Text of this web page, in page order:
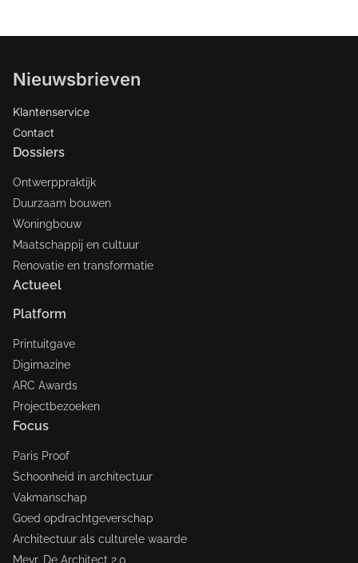
Nieuwsbrieven
Klantenservice
Contact
Dossiers
Ontwerppraktijk
Duurzaam bouwen
Woningbouw
Maatschappij en cultuur
Renovatie en transformatie
Actueel
Platform
Printuitgave
Digimazine
ARC Awards
Projectbezoeken
Focus
Paris Proof
Schoonheid in architectuur
Vakmanschap
Goed opdrachtgeverschap
Architectuur als culturele waarde
Mevr. De Architect 2.0